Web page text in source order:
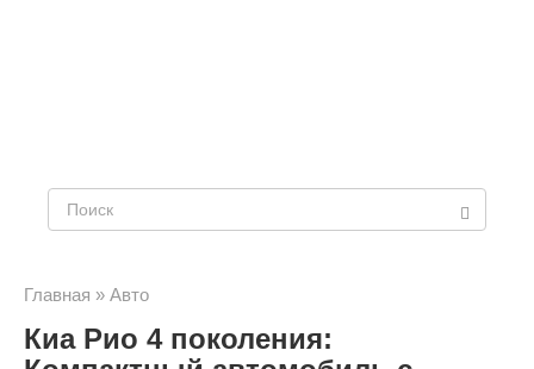
Главная » Авто
Киа Рио 4 поколения: